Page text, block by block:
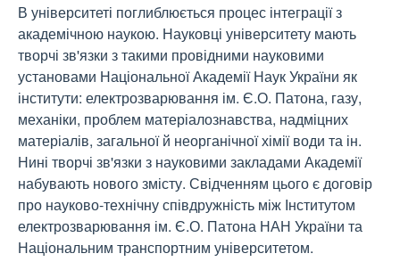
В університеті поглиблюється процес інтеграції з
академічною наукою. Науковці університету мають
творчі зв'язки з такими провідними науковими
установами Національної Академії Наук України як
інститути: електрозварювання ім. Є.О. Патона, газу,
механіки, проблем матеріалознавства, надміцних
матеріалів, загальної й неорганічної хімії води та ін.
Нині творчі зв'язки з науковими закладами Академії
набувають нового змісту. Свідченням цього є договір
про науково-технічну співдружність між Інститутом
електрозварювання ім. Є.О. Патона НАН України та
Національним транспортним університетом.